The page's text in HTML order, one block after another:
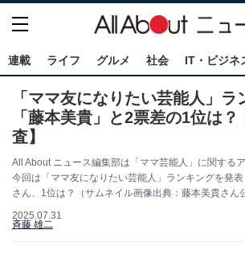
連載 ライフ グルメ 社会 IT・ビジネ
「ママ友になりたい芸能人」ラ
「藤本美貴」と2票差の1位は？
査】
All About ニュース編集部は「ママ芸能人」に関する
今回は「ママ友になりたい芸能人」ランキングを発
さん、1位は？（サムネイル画像出典：藤本美貴さん
2025.07.31
斉藤 雄二